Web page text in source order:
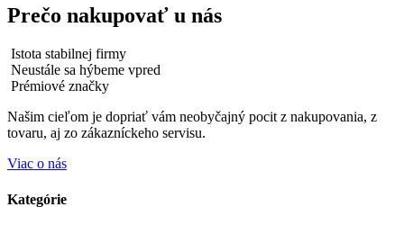
Prečo nakupovať u nás
Istota stabilnej firmy
Neustále sa hýbeme vpred
Prémiové značky
Našim cieľom je dopriať vám neobyčajný pocit z nakupovania, z
tovaru, aj zo zákazníckeho servisu.
Viac o nás
Kategórie